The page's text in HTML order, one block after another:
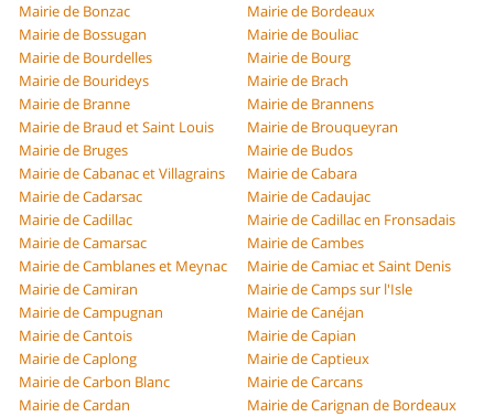
Mairie de Bonzac
Mairie de Bordeaux
Mairie de Bossugan
Mairie de Bouliac
Mairie de Bourdelles
Mairie de Bourg
Mairie de Bourideys
Mairie de Brach
Mairie de Branne
Mairie de Brannens
Mairie de Braud et Saint Louis
Mairie de Brouqueyran
Mairie de Bruges
Mairie de Budos
Mairie de Cabanac et Villagrains
Mairie de Cabara
Mairie de Cadarsac
Mairie de Cadaujac
Mairie de Cadillac
Mairie de Cadillac en Fronsadais
Mairie de Camarsac
Mairie de Cambes
Mairie de Camblanes et Meynac
Mairie de Camiac et Saint Denis
Mairie de Camiran
Mairie de Camps sur l'Isle
Mairie de Campugnan
Mairie de Canéjan
Mairie de Cantois
Mairie de Capian
Mairie de Caplong
Mairie de Captieux
Mairie de Carbon Blanc
Mairie de Carcans
Mairie de Cardan
Mairie de Carignan de Bordeaux